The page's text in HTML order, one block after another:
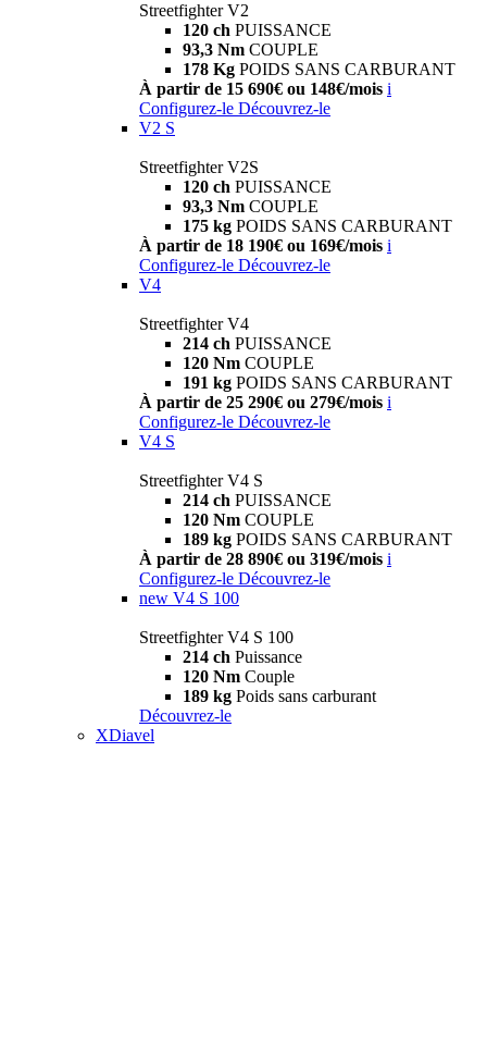
Streetfighter V2
120 ch PUISSANCE
93,3 Nm COUPLE
178 Kg POIDS SANS CARBURANT
À partir de 15 690€ ou 148€/mois i
Configurez-le Découvrez-le
V2 S
Streetfighter V2S
120 ch PUISSANCE
93,3 Nm COUPLE
175 kg POIDS SANS CARBURANT
À partir de 18 190€ ou 169€/mois i
Configurez-le Découvrez-le
V4
Streetfighter V4
214 ch PUISSANCE
120 Nm COUPLE
191 kg POIDS SANS CARBURANT
À partir de 25 290€ ou 279€/mois i
Configurez-le Découvrez-le
V4 S
Streetfighter V4 S
214 ch PUISSANCE
120 Nm COUPLE
189 kg POIDS SANS CARBURANT
À partir de 28 890€ ou 319€/mois i
Configurez-le Découvrez-le
new V4 S 100
Streetfighter V4 S 100
214 ch Puissance
120 Nm Couple
189 kg Poids sans carburant
Découvrez-le
XDiavel